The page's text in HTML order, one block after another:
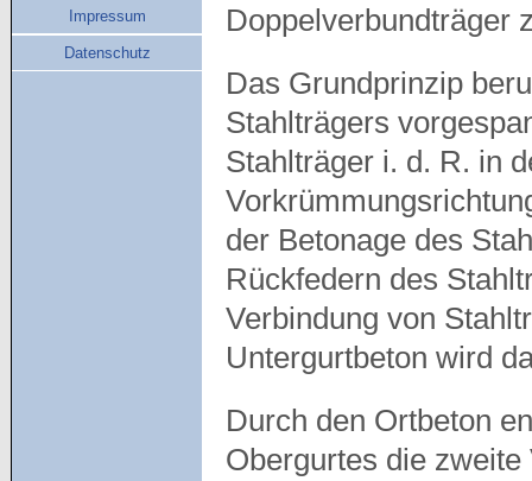
Impressum
Datenschutz
Doppelverbundträger
Das Grundprinzip
Stahlträgers
Stahlträger i. d. R. in
der Betonage des
Rückfedern des
Verbindung von
Untergurtbeton wird
Durch den Ortbeton
Obergurtes die